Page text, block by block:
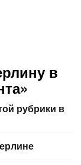
в
рубрики в